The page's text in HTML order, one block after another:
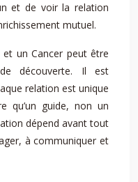
et de voir la relation
mutuel.
un Cancer peut être
découverte. Il est
relation est unique
qu’un guide, non un
dépend avant tout
à communiquer et